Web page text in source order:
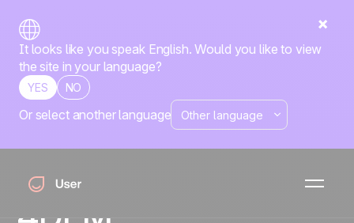
It looks like you speak English. Would you like to view
the site in your language?
YES NO
Or select another language
Positive User
La nuova
generazione di